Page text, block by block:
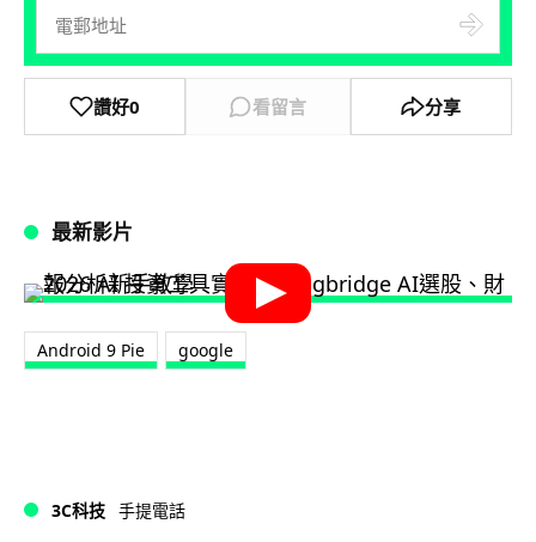
讚好0 看留言 分享
最新影片
Android 9 Pie google
3C科技 手提電話